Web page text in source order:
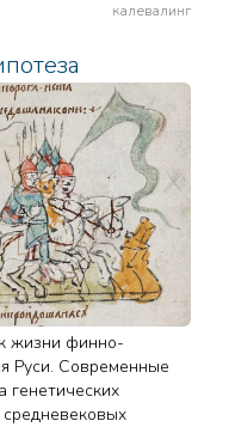
калевалинг
жизни финно-
Руси. Современные
генетических